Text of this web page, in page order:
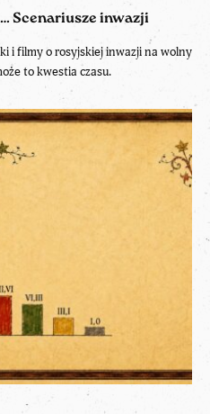
Scenariusze inwazji
i filmy o rosyjskiej inwazji na wolny
to kwestia czasu.